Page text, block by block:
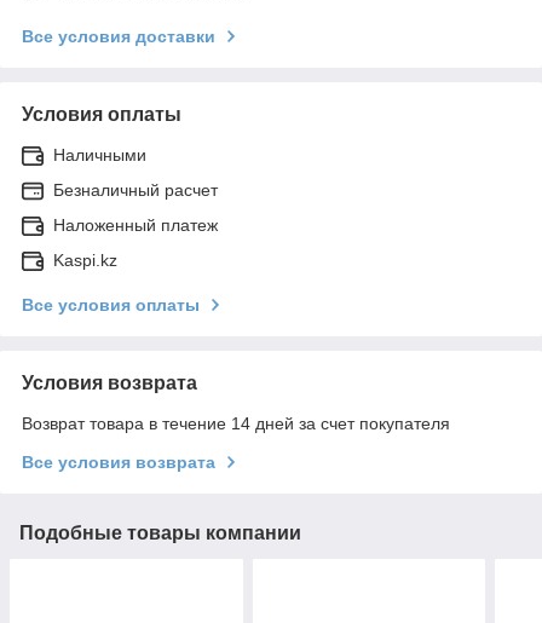
Все условия доставки
Условия оплаты
Наличными
Безналичный расчет
Наложенный платеж
Kaspi.kz
Все условия оплаты
Условия возврата
Возврат товара в течение 14 дней за счет покупателя
Все условия возврата
Подобные товары компании